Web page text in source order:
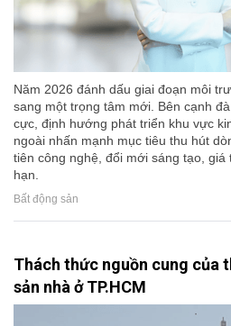
Năm 2026 đánh dấu giai đoạn môi
sang một trọng tâm mới. Bên cạnh
cực, định hướng phát triển khu vực
ngoài nhấn mạnh mục tiêu thu hút
tiên công nghệ, đổi mới sáng tạo,
hạn.
Bất động sản
Thách thức nguồn cung của
sản nhà ở TP.HCM